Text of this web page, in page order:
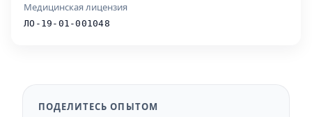
Медицинская лицензия
ЛО-19-01-001048
ПОДЕЛИТЕСЬ ОПЫТОМ